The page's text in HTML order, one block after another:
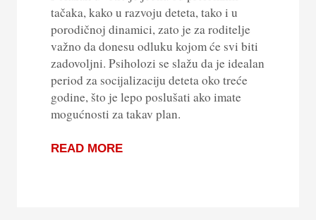
tačaka, kako u razvoju deteta, tako i u
porodičnoj dinamici, zato je za roditelje
važno da donesu odluku kojom će svi biti
zadovoljni. Psiholozi se slažu da je idealan
period za socijalizaciju deteta oko treće
godine, što je lepo poslušati ako imate
mogućnosti za takav plan.
READ MORE